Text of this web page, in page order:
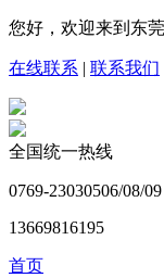
您好，欢迎来到东
在线联系 | 联系我们
全国统一热线
0769-23030506/08/09
13669816195
首页